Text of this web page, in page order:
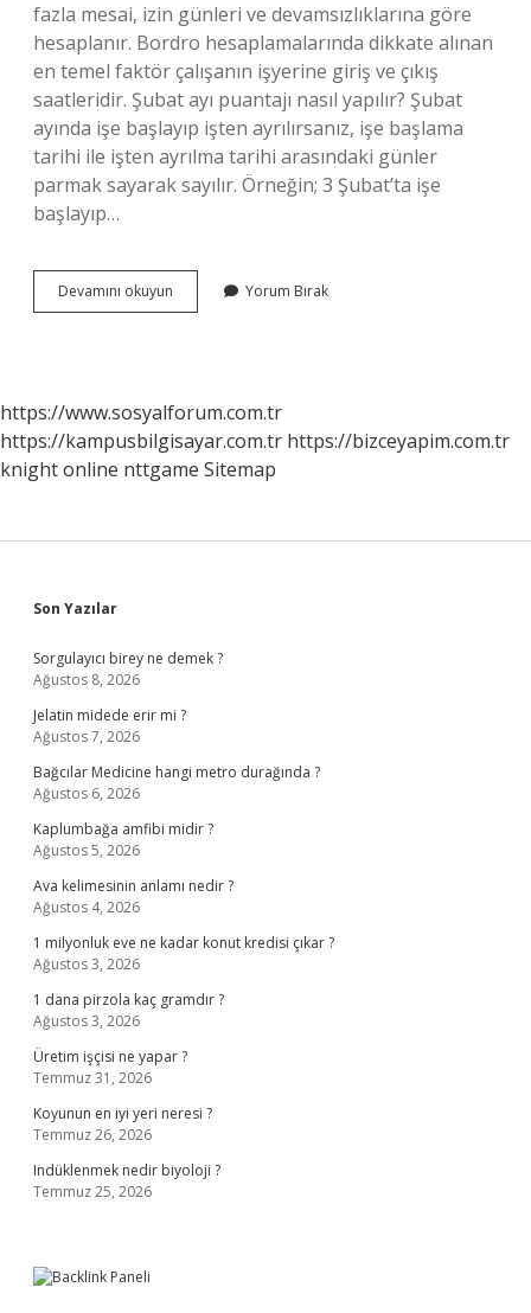
fazla mesai, izin günleri ve devamsızlıklarına göre
hesaplanır. Bordro hesaplamalarında dikkate alınan
en temel faktör çalışanın işyerine giriş ve çıkış
saatleridir. Şubat ayı puantajı nasıl yapılır? Şubat
ayında işe başlayıp işten ayrılırsanız, işe başlama
tarihi ile işten ayrılma tarihi arasındaki günler
parmak sayarak sayılır. Örneğin; 3 Şubat’ta işe
başlayıp…
Devamını okuyun
Hesaplaması
Yorum Bırak
https://www.sosyalforum.com.tr
https://kampusbilgisayar.com.tr https://bizceyapim.com.tr
knight online nttgame Sitemap
Sidebar
Son Yazılar
Sorgulayıcı birey ne demek ?
Ağustos 8, 2026
Jelatin midede erir mi ?
Ağustos 7, 2026
Bağcılar Medicine hangi metro durağında ?
Ağustos 6, 2026
Kaplumbağa amfibi midir ?
Ağustos 5, 2026
Ava kelimesinin anlamı nedir ?
Ağustos 4, 2026
1 milyonluk eve ne kadar konut kredisi çıkar ?
Ağustos 3, 2026
1 dana pirzola kaç gramdır ?
Ağustos 3, 2026
Üretim işçisi ne yapar ?
Temmuz 31, 2026
Koyunun en iyi yeri neresi ?
Temmuz 26, 2026
Indüklenmek nedir biyoloji ?
Temmuz 25, 2026